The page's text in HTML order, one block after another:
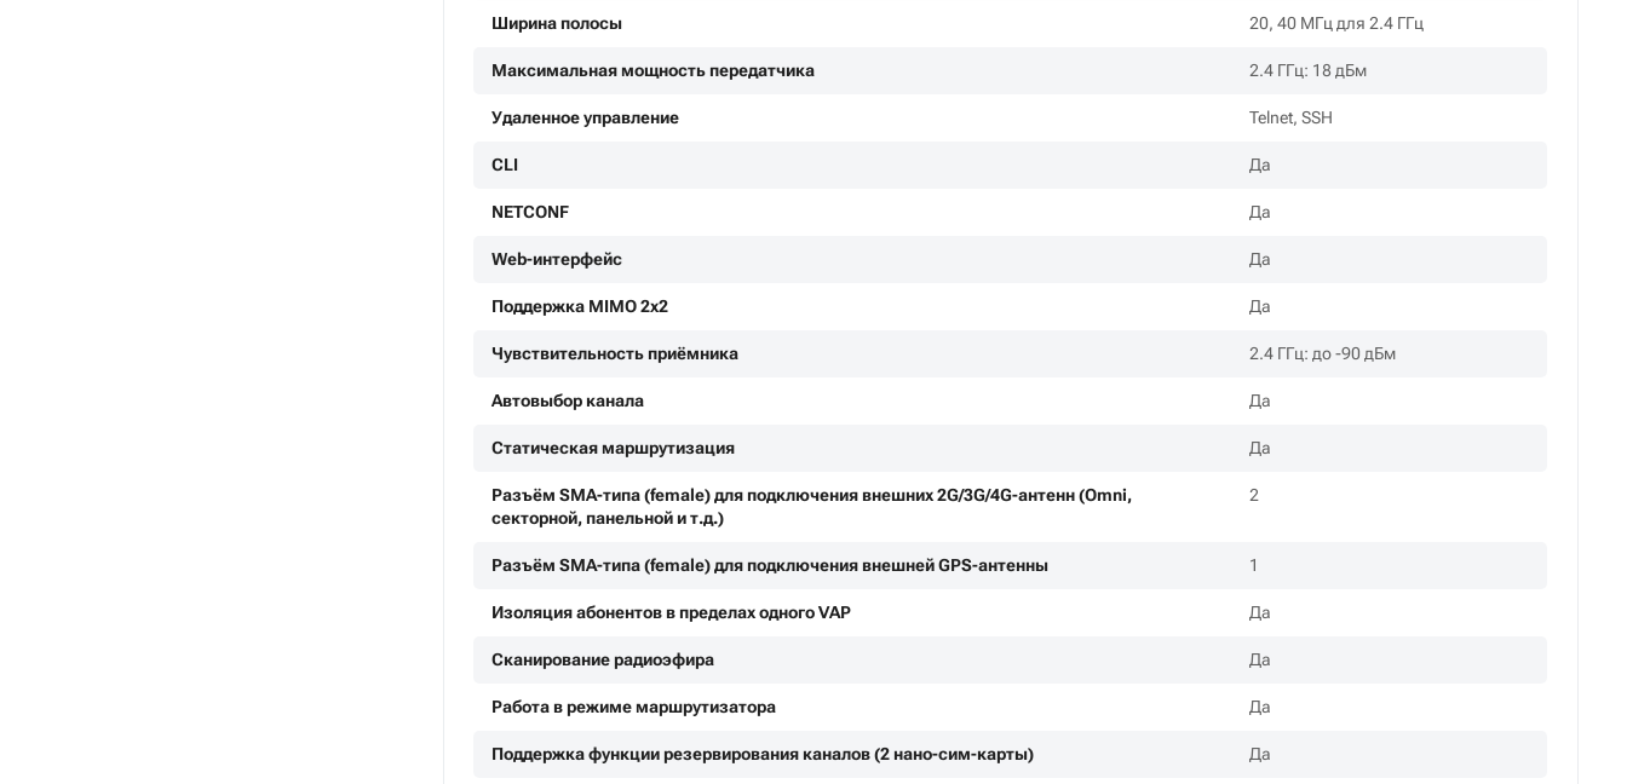
Ширина полосы 20, 40 МГц для 2.4 ГГц
Максимальная мощность передатчика 2.4 ГГц: 18 дБм
Удаленное управление Telnet, SSH
CLI Да
NETCONF Да
Web-интерфейс Да
Поддержка MIMO 2х2 Да
Чувствительность приёмника 2.4 ГГц: до -90 дБм
Автовыбор канала Да
Статическая маршрутизация Да
Разъём SMA-типа (female) для подключения внешних 2G/3G/4G-антенн (Omni,
секторной, панельной и т.д.)
2
Разъём SMA-типа (female) для подключения внешней GPS-антенны 1
Изоляция абонентов в пределах одного VAP Да
Сканирование радиоэфира Да
Работа в режиме маршрутизатора Да
Поддержка функции резервирования каналов (2 нано-сим-карты) Да